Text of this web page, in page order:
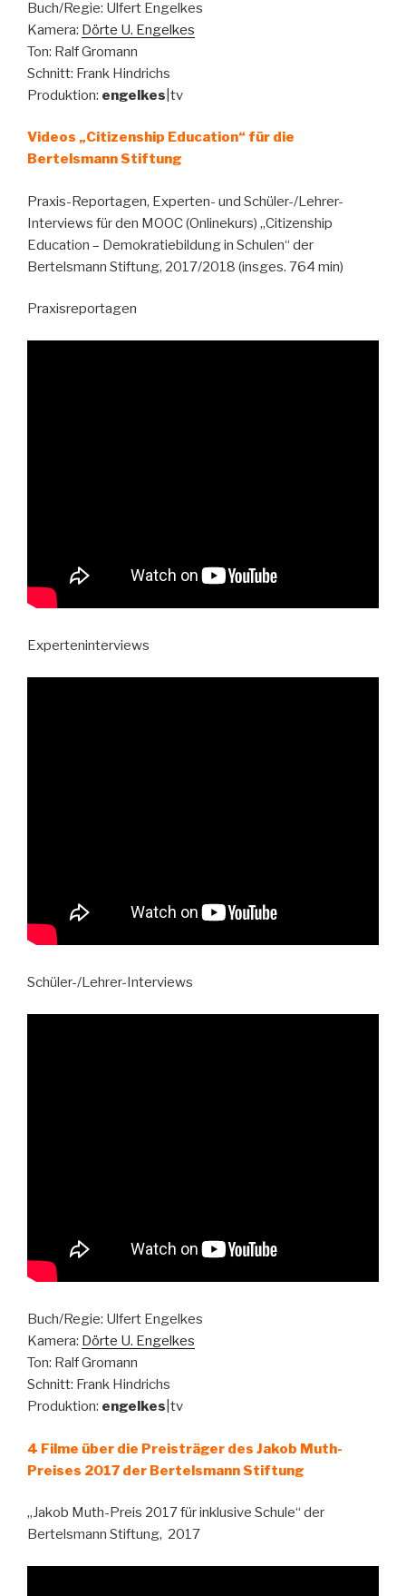
Buch/Regie: Ulfert Engelkes
Kamera: Dörte U. Engelkes
Ton: Ralf Gromann
Schnitt: Frank Hindrichs
Produktion: engelkes |tv
Videos „Citizenship Education“ für die
Bertelsmann Stiftung
Praxis-Reportagen, Experten- und Schüler-/Lehrer-
Interviews für den MOOC (Onlinekurs) „Citizenship
Education – Demokratiebildung in Schulen“ der
Bertelsmann Stiftung, 2017/2018 (insges. 764 min)
Praxisreportagen
Experteninterviews
Schüler-/Lehrer-Interviews
Buch/Regie: Ulfert Engelkes
Kamera: Dörte U. Engelkes
Ton: Ralf Gromann
Schnitt: Frank Hindrichs
Produktion: engelkes |tv
4 Filme über die Preisträger des Jakob Muth-
Preises 2017 der Bertelsmann Stiftung
„Jakob Muth-Preis 2017 für inklusive Schule“ der
Bertelsmann Stiftung, 2017